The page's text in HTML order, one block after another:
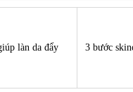
làn da đẩy
3 bước